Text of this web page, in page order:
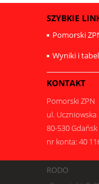
SZYBKIE
Pomorski
Wyniki i
KONTAKT
Pomorski ZPN
ul. Uczniowska
80-530 Gdańsk
nr konta: 40
RODO